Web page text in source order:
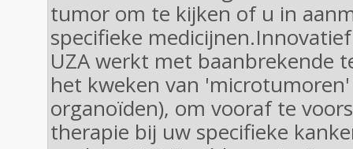
tumor om te kijken of u in
specifieke
UZA werkt met baanbrekende
het kweken van
organoïden), om vooraf te
therapie bij uw specifieke